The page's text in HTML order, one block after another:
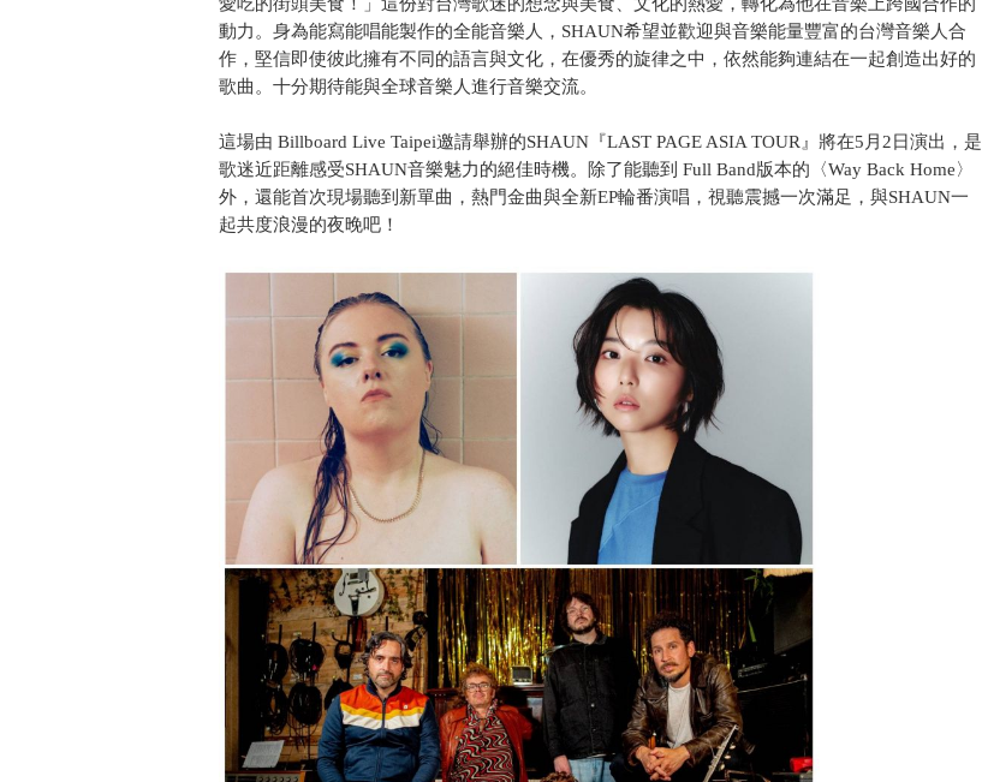
動力。身為能寫能唱能製作的全能音樂人，SHAUN希望並歡迎與音樂能量豐富的台灣音樂人合
作，堅信即使彼此擁有不同的語言與文化，在優秀的旋律之中，依然能夠連結在一起創造出好的
歌曲。十分期待能與全球音樂人進行音樂交流。
這場由 Billboard Live Taipei邀請舉辦的SHAUN『LAST PAGE ASIA TOUR』將在5月2日演出，是
歌迷近距離感受SHAUN音樂魅力的絕佳時機。除了能聽到 Full Band版本的〈Way Back Home〉
外，還能首次現場聽到新單曲，熱門金曲與全新EP輪番演唱，視聽震撼一次滿足，與SHAUN一
起共度浪漫的夜晚吧！